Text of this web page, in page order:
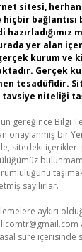
sitesi,
hazırladığımız
yer alan
kurum ve
Gerçek
tesadüfidir.
niteliği
gereğince Bilgi
onaylanmış bir
sitedeki
sayılırlar.
aykırı
süre içerisinde